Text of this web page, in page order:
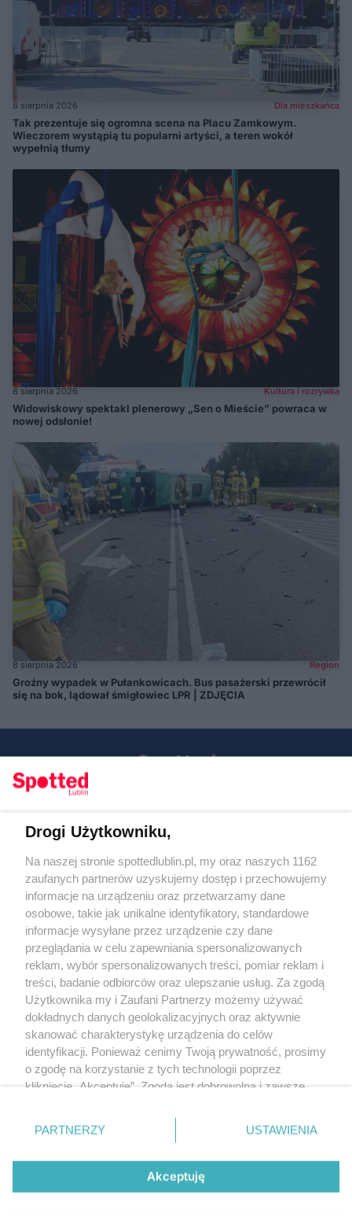
8 sierpnia 2026 Dla mieszkańca
Tak prezentuje się ogromna scena na Placu Zamkowym.
Wieczorem wystąpią tu popularni artyści, a teren wokół
wypełnią tłumy
8 sierpnia 2026 Kultura i rozrywka
Widowiskowy spektakl plenerowy „Sen o Mieście” powraca w
nowej odsłonie!
8 sierpnia 2026 Region
Groźny wypadek w Pułankowicach. Bus pasażerski przewrócił
się na bok, lądował śmigłowiec LPR | ZDJĘCIA
KATEGORIE
OGŁOSZENIA
WYDARZENIA
NA SKRÓTY
Regulamin
Polityka prywatności
RODO
Warunki korzystania z treści
Drogi Użytkowniku,
Na naszej stronie spottedlublin.pl, my oraz naszych 1162
zaufanych partnerów uzyskujemy dostęp i przechowujemy
informacje na urządzeniu oraz przetwarzamy dane
osobowe, takie jak unikalne identyfikatory, standardowe
informacje wysyłane przez urządzenie czy dane
przeglądania w celu zapewniania spersonalizowanych
reklam, wybór spersonalizowanych treści, pomiar reklam i
treści, badanie odbiorców oraz ulepszanie usług. Za zgodą
Użytkownika my i Zaufani Partnerzy możemy używać
dokładnych danych geolokalizacyjnych oraz aktywnie
skanować charakterystykę urządzenia do celów
identyfikacji. Ponieważ cenimy Twoją prywatność, prosimy
o zgodę na korzystanie z tych technologii poprzez
kliknięcie „Akceptuję”. Zgoda jest dobrowolna i zawsze
prywatności znajdujący się w lewym dolnym rogu strony
. Niektóre rodzaje przetwarzania danych nie wymagają
zgody użytkownika, ale masz prawo sprzeciwić się
takiemu przetwarzaniu. Preferencje będą miały
zastosowania tylko na tej witrynie.
PARTNERZY USTAWIENIA
Akceptuję